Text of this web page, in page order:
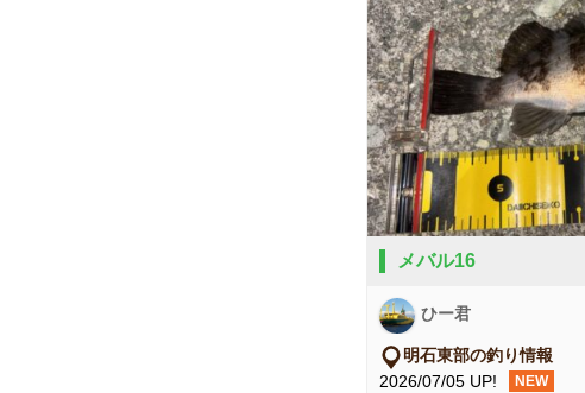
メバル16
ひー君
明石東部の釣り情報
2026/07/05 UP!
NEW